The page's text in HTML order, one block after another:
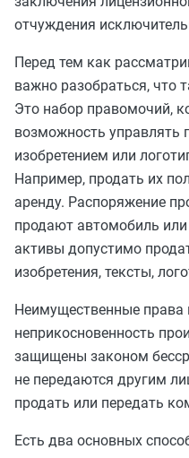
отчуждения
Перед тем как
важно разобраться, что
Это набор правомочий,
возможность управлять
изобретением или
Например, продать их
аренду. Распоряжение
продают автомобиль
активы допустимо
изобретения, тексты,
Неимущественные
неприкосновенность
защищены законом
не передаются другим
продать или передать
Есть два основных